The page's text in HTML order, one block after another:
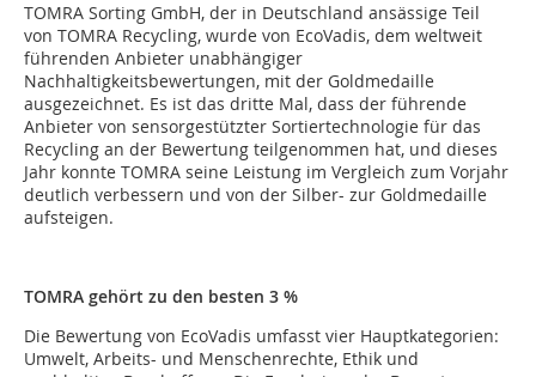
TOMRA Sorting GmbH, der in Deutschland ansässige Teil
von TOMRA Recycling, wurde von EcoVadis, dem weltweit
führenden Anbieter unabhängiger
Nachhaltigkeitsbewertungen, mit der Goldmedaille
ausgezeichnet. Es ist das dritte Mal, dass der führende
Anbieter von sensorgestützter Sortiertechnologie für das
Recycling an der Bewertung teilgenommen hat, und dieses
Jahr konnte TOMRA seine Leistung im Vergleich zum Vorjahr
deutlich verbessern und von der Silber- zur Goldmedaille
aufsteigen.
TOMRA gehört zu den besten 3 %
Die Bewertung von EcoVadis umfasst vier Hauptkategorien:
Umwelt, Arbeits- und Menschenrechte, Ethik und